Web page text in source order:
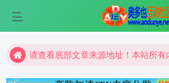
请查看底部文章来源地址！本站所有内容均为互联网收集整理和网友
请查看底部文章来源地址！本站所有内容均为互联网收集整理和网友
请查看底部文章来源地址！本站所有内容均为互联网收集整理和网友